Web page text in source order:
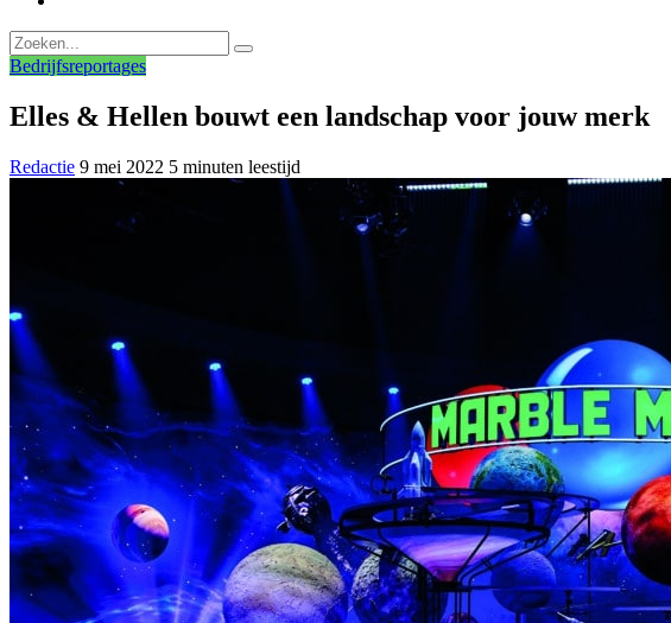
Bedrijfsreportages
Elles & Hellen bouwt een landschap voor jouw merk
Redactie 9 mei 2022 5 minuten leestijd